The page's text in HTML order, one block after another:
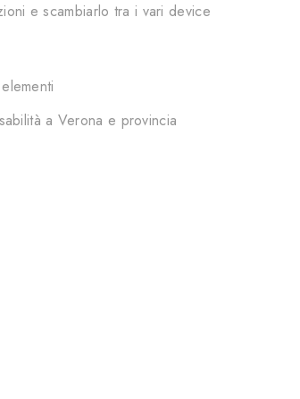
e scambiarlo tra i vari device